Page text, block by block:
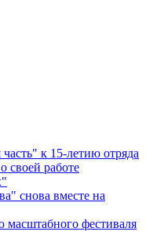
к 15-летию отряда
своей работе
снова вместе на
масштабного фестиваля